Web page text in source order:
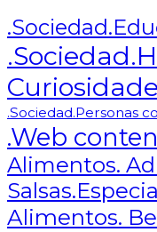
.Sociedad.Personas
.Web
Alimentos.
Alimentos.